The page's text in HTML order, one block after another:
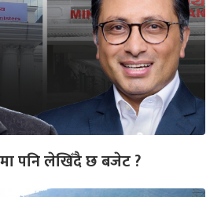
पनि लेखिँदै छ बजेट ?